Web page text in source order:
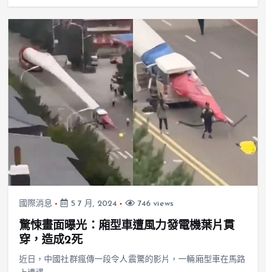
國際消息 5 7 月, 2024 746 views
驚悚畫面曝光：廂型車遭風力發電機葉片貫
穿，造成2死
近日，中國社群瘋傳一段令人震驚的影片，一輛廂型車在馬路